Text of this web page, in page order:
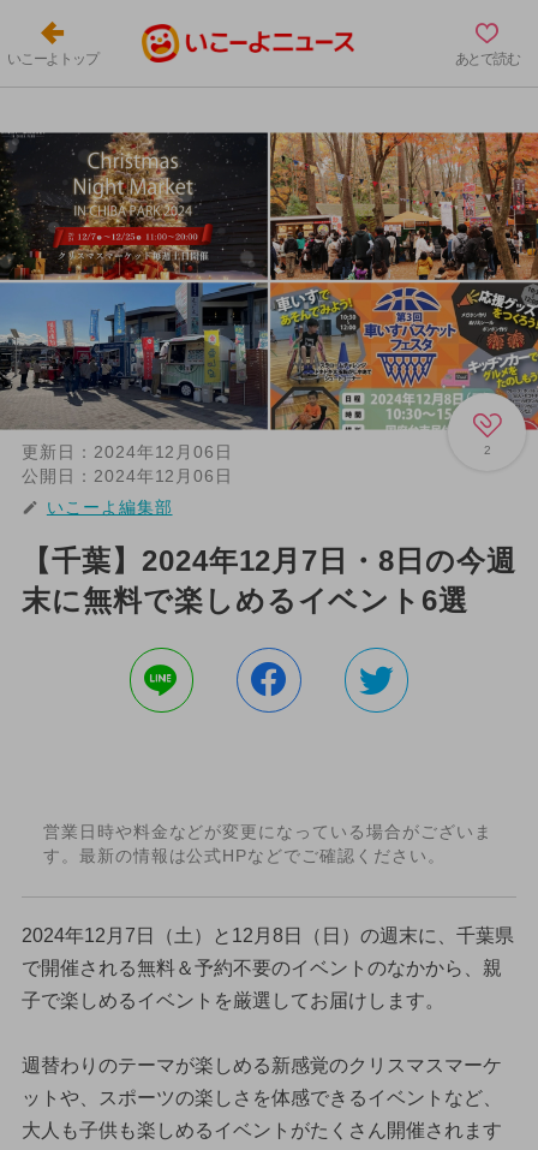
いこーよトップ あとで読む
2
更新日： 2024年12月06日
公開日： 2024年12月06日
いこーよ編集部
【千葉】2024年12月7日・8日の今週
末に無料で楽しめるイベント6選
営業日時や料金などが変更になっている場合がございま
す。最新の情報は公式HPなどでご確認ください。
2024年12月7日（土）と12月8日（日）の週末に、千葉県
で開催される無料＆予約不要のイベントのなかから、親
子で楽しめるイベントを厳選してお届けします。
週替わりのテーマが楽しめる新感覚のクリスマスマーケ
ットや、スポーツの楽しさを体感できるイベントなど、
大人も子供も楽しめるイベントがたくさん開催されます